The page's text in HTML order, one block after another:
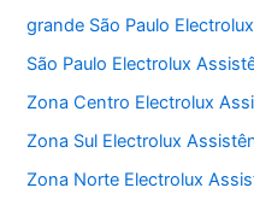
grande São Paulo
São Paulo Electrolux
Zona Centro Electrolux
Zona Sul Electrolux
Zona Norte Electrolux